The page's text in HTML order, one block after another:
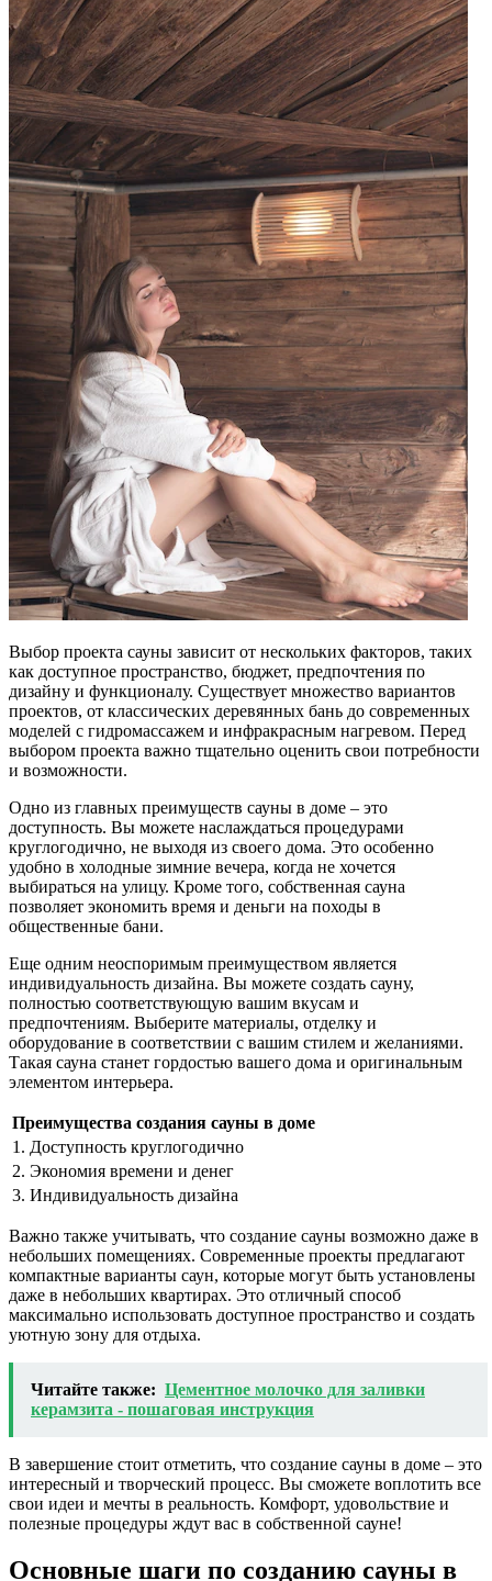
Выбор проекта сауны зависит от нескольких факторов, таких
как доступное пространство, бюджет, предпочтения по
дизайну и функционалу. Существует множество вариантов
проектов, от классических деревянных бань до современных
моделей с гидромассажем и инфракрасным нагревом. Перед
выбором проекта важно тщательно оценить свои потребности
и возможности.
Одно из главных преимуществ сауны в доме – это
доступность. Вы можете наслаждаться процедурами
круглогодично, не выходя из своего дома. Это особенно
удобно в холодные зимние вечера, когда не хочется
выбираться на улицу. Кроме того, собственная сауна
позволяет экономить время и деньги на походы в
общественные бани.
Еще одним неоспоримым преимуществом является
индивидуальность дизайна. Вы можете создать сауну,
полностью соответствующую вашим вкусам и
предпочтениям. Выберите материалы, отделку и
оборудование в соответствии с вашим стилем и желаниями.
Такая сауна станет гордостью вашего дома и оригинальным
элементом интерьера.
Преимущества создания сауны в доме
1. Доступность круглогодично
2. Экономия времени и денег
3. Индивидуальность дизайна
Важно также учитывать, что создание сауны возможно даже в
небольших помещениях. Современные проекты предлагают
компактные варианты саун, которые могут быть установлены
даже в небольших квартирах. Это отличный способ
максимально использовать доступное пространство и создать
уютную зону для отдыха.
Читайте также: Цементное молочко для заливки
керамзита - пошаговая инструкция
В завершение стоит отметить, что создание сауны в доме – это
интересный и творческий процесс. Вы сможете воплотить все
свои идеи и мечты в реальность. Комфорт, удовольствие и
полезные процедуры ждут вас в собственной сауне!
Основные шаги по созданию сауны в